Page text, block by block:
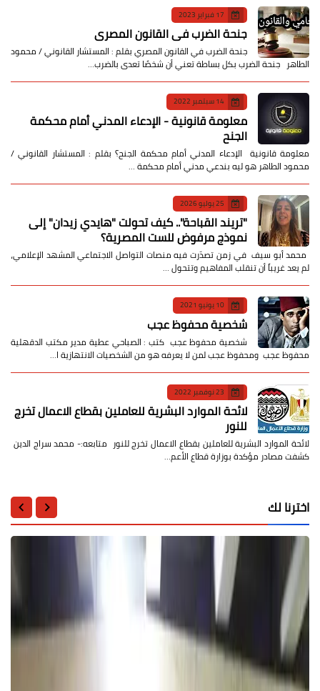
17 فبراير 2023
جنحة الضرب في القانون المصري
جنحة الضرب في القانون المصري بقلم : المستشار القانوني / محمود
الطاهر جنحة الضرب بكل بساطة تعني أن شخصًا تعدى بالضرب…
14 سبتمبر 2022
معلومة قانونية - الإدعاء المدني أمام محكمة
الجنح
معلومة قانونية الإدعاء المدني أمام محكمة الجنح؟ بقلم : المستشار القانوني /
محمود الطاهر هو ليه بندعي مدني أمام محكمة …
25 يوليو 2026
​"تريند القباحة".. كيف تحولت "هايدي زيدان" إلى
نموذج مرفوض للست المصرية؟
​ محمد أبو سيف ​في زمن تصدّرت فيه منصات التواصل الاجتماعي المشهد الإعلامي،
لم يعد غريباً أن تنقلب المفاهيم وتتحول …
10 يونيو 2021
شخصية محفوظ عجب
شخصية محفوظ عجب كتب : الصباحي عطية مدير مكتب الدقهلية
محفوظ عجب ومحفوظ عجب لمن لا يعرفه هو من الشخصيات الانتهازية ا…
23 نوفمبر 2022
لائحة الموارد البشرية للعاملين بقطاع الاعمال تخرج
للنور
لائحة الموارد البشرية للعاملين بقطاع الاعمال تخرج للنور متابعه:- محمد سراج الدين
كشفت مصادر مؤكدة بوزارة قطاع الأعم…
اخترنا لك